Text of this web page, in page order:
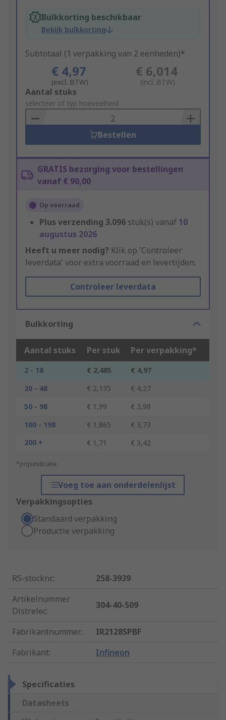
Bulkkorting beschikbaar
Bekijk bulkkorting
Subtotaal (1 verpakking van 2 eenheden)*
€ 4,97
(excl. BTW)
€ 6,014
(incl. BTW)
Add
to
Basket
Aantal stuks
selecteer of typ hoeveelheid
Bestellen
GRATIS bezorging voor bestellingen
vanaf € 90,00
Op voorraad
Plus verzending 3.096 stuk(s) vanaf 10
augustus 2026
Heeft u meer nodig? Klik op 'Controleer
leverdata' voor extra voorraad en levertijden.
Controleer leverdata
Bulkkorting
Aantal stuks Per stuk Per verpakking*
2 - 18 € 2,485
€ 4,97
20 - 48
€ 2,135
€ 4,27
50 - 98
€ 1,99
€ 3,98
100 - 198
€ 1,865
€ 3,73
200 +
€ 1,71 € 3,42
*prijsindicatie
Voeg toe aan onderdelenlijst
Verpakkingsopties
Standaard verpakking
Productie verpakking
RS-stocknr.:
258-3939
Artikelnummer
Distrelec:
304-40-509
Fabrikantnummer:
IR2128SPBF
Fabrikant: Infineon
Specificaties
Datasheets